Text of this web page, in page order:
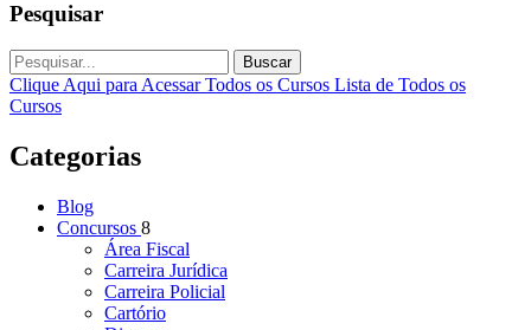
Pesquisar
Buscar
Clique Aqui para Acessar Todos os Cursos Lista de Todos os
Cursos
Categorias
Blog
Concursos 8
Área Fiscal
Carreira Jurídica
Carreira Policial
Cartório